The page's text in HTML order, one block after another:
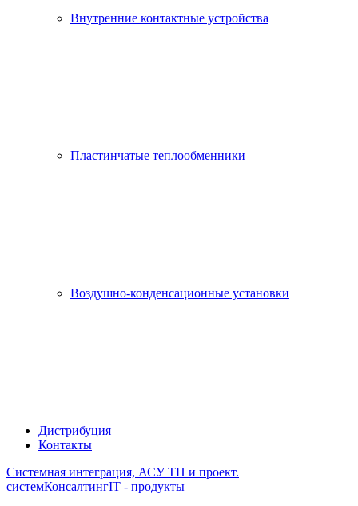
Внутренние контактные устройства
Пластинчатые теплообменники
Воздушно-конденсационные установки
Дистрибуция
Контакты
Системная интеграция, АСУ ТП и проект.
системКонсалтингIT - продукты